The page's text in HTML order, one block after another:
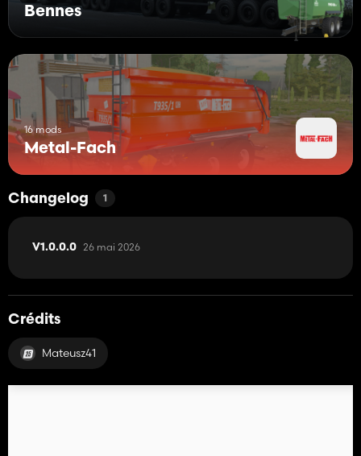
Bennes
16 mods
Metal-Fach
Changelog 1
V1.0.0.0 26 mai 2026
Crédits
Mateusz41